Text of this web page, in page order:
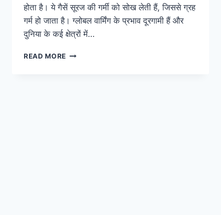
होता है। ये गैसें सूरज की गर्मी को सोख लेती हैं, जिससे ग्रह
गर्म हो जाता है। ग्लोबल वार्मिंग के प्रभाव दूरगामी हैं और
दुनिया के कई क्षेत्रों में…
READ MORE ग्लोबल